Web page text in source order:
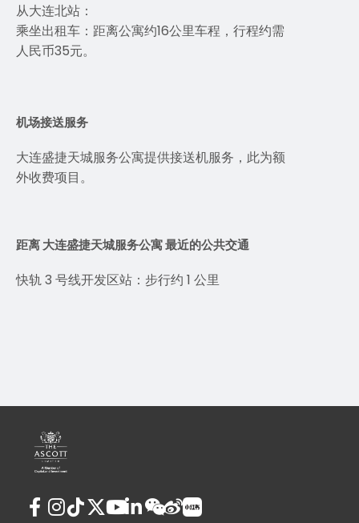
从大连北站：
乘坐出租车：距离公寓约16公里车程，行程约需
人民币35元。
机场接送服务
大连盛捷天城服务公寓提供接送机服务，此为额
外收费项目。
距离 大连盛捷天城服务公寓 最近的公共交通
快轨 3 号线开发区站：步行约 1 公里